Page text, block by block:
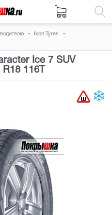
Ikon Tyres
Ice 7 SUV
116T